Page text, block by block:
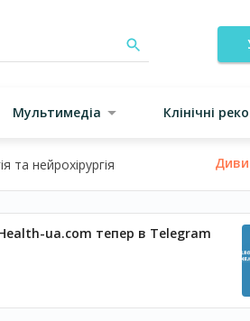
Мультимедіа Клінічні
та нейрохірургія
ua.com тепер в Telegram